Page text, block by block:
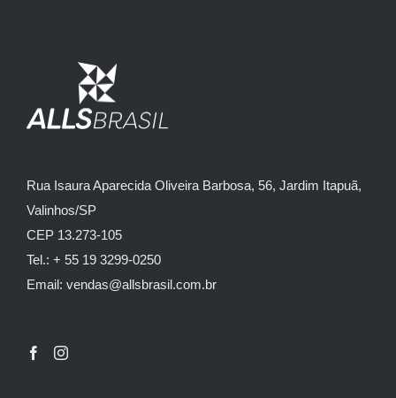
Rua Isaura Aparecida Oliveira Barbosa, 56, Jardim Itapuã,
Valinhos/SP
CEP 13.273-105
Tel.: + 55 19 3299-0250
Email: vendas@allsbrasil.com.br